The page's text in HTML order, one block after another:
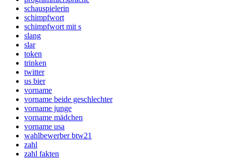
schauspielerin
schimpfwort
schimpfwort mit s
slang
slar
token
trinken
twitter
us bier
vorname
vorname beide geschlechter
vorname junge
vorname mädchen
vorname usa
wahlbewerber btw21
zahl
zahl fakten